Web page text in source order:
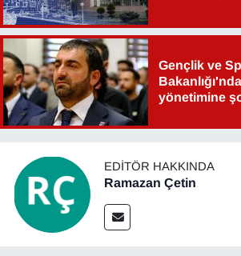
Gençlik ve
yönetimine
EDITÖR HAKKINDA
Ramazan Çetin